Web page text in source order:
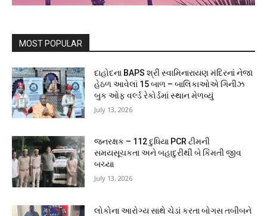
MOST POPULAR
દાહોદના BAPS શ્રી સ્વામિનારાયણ મંદિરનાં નેજા
હેઠળ આવેલાં 15 બાળ – બાલિકાઓએ ગિનીઝ
બુક ઓફ વર્લ્ડ રેકોર્ડમાં સ્થાન મેળવ્યું
July 13, 2026
જનરક્ષક – 112 દુધિયા PCR ટીમની
સમયસૂચકતા અને બહાદુરીથી બે કિંમતી જીવ
બચ્યા
July 13, 2026
લોકોના આરોગ્ય સાથે ચેડાં કરતા બોગસ તબીબને